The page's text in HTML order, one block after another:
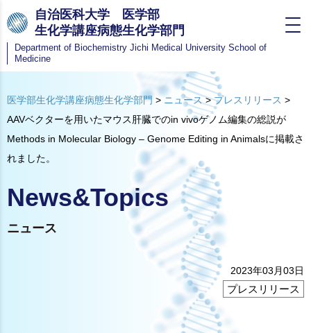
自治医科大学 医学部
生化学講座病態生化学部門
Department of Biochemistry Jichi Medical University School of
Medicine
医学部生化学講座病態生化学部門> ニュース>プレスリリース >
AAVベクターを用いたマウス肝臓でのin vivoゲノム編集の総説が
Methods in Molecular Biology – Genome Editing in Animalsに掲載さ
れました。
News&Topics
ニュース
2023年03月03日
プレスリリース